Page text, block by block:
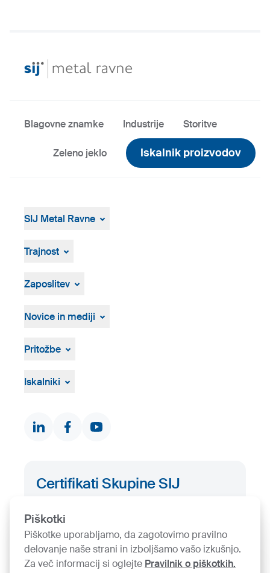
Piškotki
Piškotke uporabljamo, da zagotovimo pravilno
delovanje naše strani in izboljšamo vašo izkušnjo.
Za več informacij si oglejte Pravilnik o piškotkih.
Blagovne znamke Industrije Storitve
Zeleno jeklo Iskalnik proizvodov
SIJ Metal Ravne
Skupina SIJ
Proizvodnja in tehnologija
Osebna izkaznica
Trajnost
ResponsibleSteel
Zaposlitev
Postopek zaposlovanja
Novice in mediji
Medijsko središče
Pritožbe
Žvižgaštvo
Iskalniki
Iskalnik proizvodov
Certifikati Skupine SIJ